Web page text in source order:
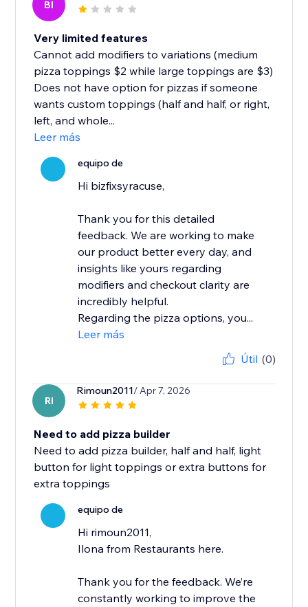
BI
Very limited features
Cannot add modifiers to variations (medium
pizza toppings $2 while large toppings are $3)
Does not have option for pizzas if someone
wants custom toppings (half and half, or right,
left, and whole...
Leer más
equipo de
Hi bizfixsyracuse,
Thank you for this detailed
feedback. We are working to make
our product better every day, and
insights like yours regarding
modifiers and checkout clarity are
incredibly helpful.
Regarding the pizza options, you...
Leer más
Útil (0)
RI
Rimoun2011/ Apr 7, 2026
Need to add pizza builder
Need to add pizza builder, half and half, light
button for light toppings or extra buttons for
extra toppings
equipo de
Hi rimoun2011,
Ilona from Restaurants here.
Thank you for the feedback. We’re
constantly working to improve the